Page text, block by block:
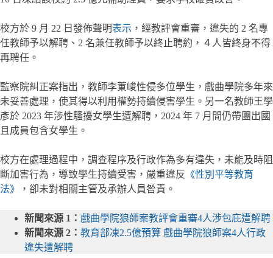
校方於 9 月 22 日發佈聲明表示 ，經教評會重審，違失的 2 名專
任教師予以解聘、2 名兼任教師予以終止聘約，４人皆終身不得
再聘任。
監察院糾正案指出，教師李菄峻性侵多位學生，戲曲學院多年來
未妥善處理，使其得以利用權勢持續侵害學生。另一名教師王學
彥於 2023 年涉性騷擾女學生遭解聘，2024 年 7 月間仍帶團出國
且成員包含女學生。
校方在處理過程中，調查程序及行政作為多有違失，未能及時阻
斷加害行為，導致學生持續受害，嚴重違反 《性別平等教育
法》
，卻未對相關主管及承辦人員咎責。
新聞來源 1： 戲曲學院狼師案教評會重審4人涉包庇遭解聘
新聞來源 2： 教育部凍2.5億預算 戲曲學院狼師案4人行政
違失遭解聘